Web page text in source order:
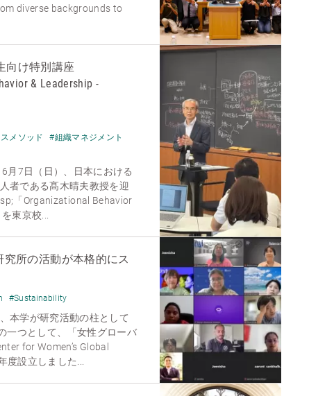
diverse backgrounds to
向け特別講座
& Leadership -
メソッド
#組織マネジメント
月7日（日）、日本における
者である髙木晴夫教授を迎
「Organizational Behavior
東京校...
究所の活動が本格的にス
#Sustainability
本学が研究活動の柱として
一つとして、「女性グローバ
for Women’s Global
度設立しました...